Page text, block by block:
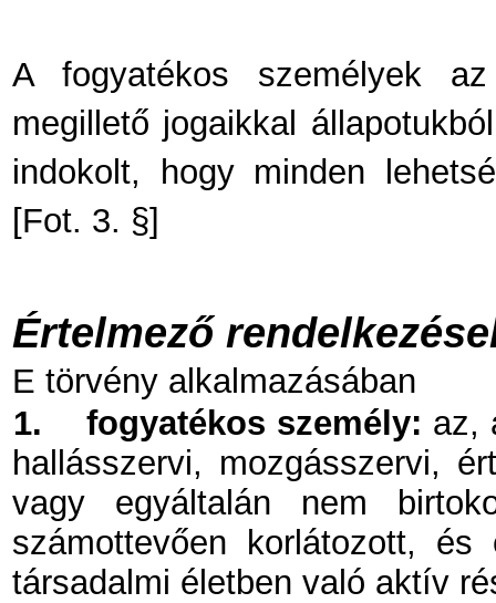
A fogyatékos személyek
megillető jogaikkal
indokolt, hogy minden
[Fot. 3. §]
Értelmező
E törvény alkalmazásában
1.
fogyatékos személy: az,
hallásszervi, mozgásszervi,
vagy egyáltalán nem
számottevően korlátozott,
társadalmi életben való aktív